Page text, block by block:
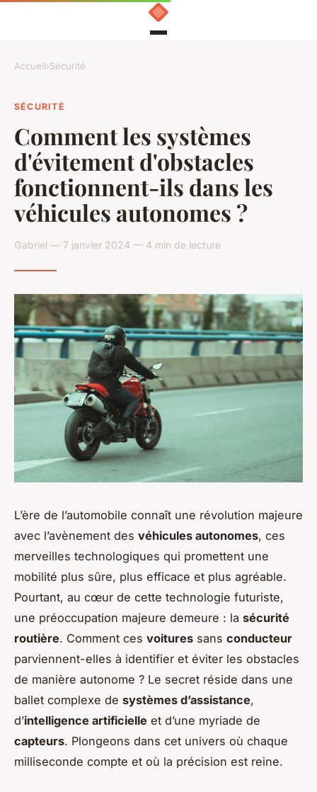
Accueil›Sécurité
SÉCURITÉ
Comment les systèmes
d'évitement d'obstacles
fonctionnent-ils dans les
véhicules autonomes ?
Gabriel — 7 janvier 2024 — 4 min de lecture
L’ère de l’automobile connaît une révolution majeure
avec l’avènement des véhicules autonomes, ces
merveilles technologiques qui promettent une
mobilité plus sûre, plus efficace et plus agréable.
Pourtant, au cœur de cette technologie futuriste,
une préoccupation majeure demeure : la sécurité
routière. Comment ces voitures sans conducteur
parviennent-elles à identifier et éviter les obstacles
de manière autonome ? Le secret réside dans une
ballet complexe de systèmes d’assistance,
d’intelligence artificielle et d’une myriade de
capteurs. Plongeons dans cet univers où chaque
milliseconde compte et où la précision est reine.